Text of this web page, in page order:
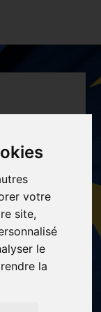
votre
site,
le
la